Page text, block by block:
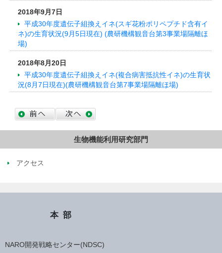
2018年9月7日
平成30年度遺伝子組換えイネ(スギ花粉ポリペプチド含有イ
ネ)の生育状況(9月5日現在) (農研機構観音台第3事業場隔離ほ
場)
2018年8月20日
平成30年度遺伝子組換えイネ(複合病害抵抗性イネ)の生育状
況(8月7日現在)(農研機構観音台第7事業場隔離ほ場)
生物機能利用研究部門
アクセス
本部
NARO開発戦略センター(NDSC)